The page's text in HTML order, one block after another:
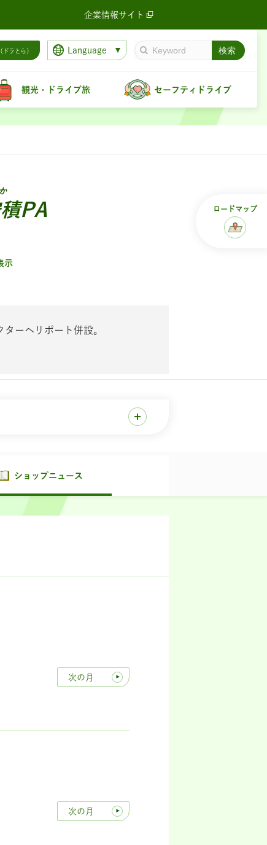
企業情報サイト
（ドラとら） Language
観光・ドライブ旅 セーフティドライブ
PA
示
ーヘリポート併設。
ショップニュース
次の月
次の月
ロードマップ